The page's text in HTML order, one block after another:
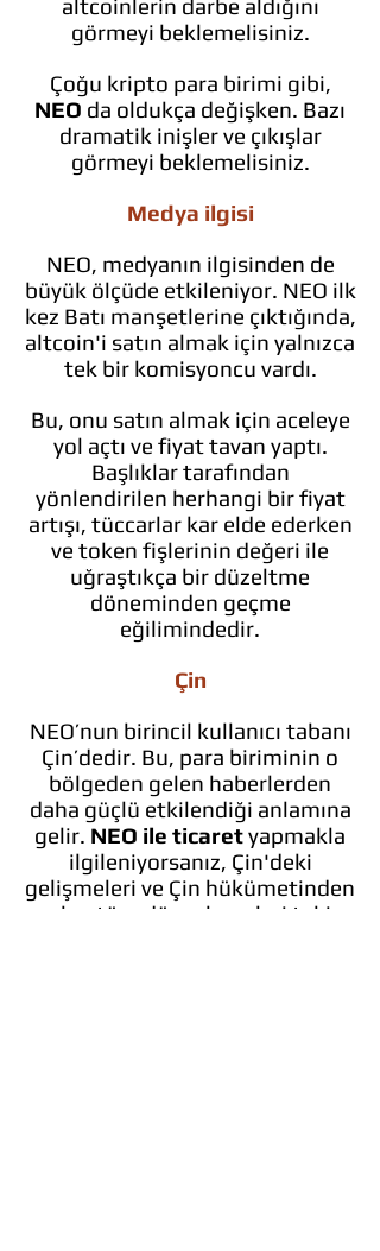
altcoinlerin darbe aldığını
görmeyi beklemelisiniz.
Çoğu kripto para birimi gibi,
NEO da oldukça değişken. Bazı
dramatik inişler ve çıkışlar
görmeyi beklemelisiniz.
Medya ilgisi
NEO, medyanın ilgisinden de
büyük ölçüde etkileniyor. NEO ilk
kez Batı manşetlerine çıktığında,
altcoin'i satın almak için yalnızca
tek bir komisyoncu vardı.
Bu, onu satın almak için aceleye
yol açtı ve fiyat tavan yaptı.
Başlıklar tarafından
yönlendirilen herhangi bir fiyat
artışı, tüccarlar kar elde ederken
ve token fişlerinin değeri ile
uğraştıkça bir düzeltme
döneminden geçme
eğilimindedir.
Çin
NEO’nun birincil kullanıcı tabanı
Çin’dedir. Bu, para biriminin o
bölgeden gelen haberlerden
daha güçlü etkilendiği anlamına
gelir. NEO ile ticaretyapmakla
ilgileniyorsanız, Çin'deki
gelişmeleri ve Çin hükümetinden
gelen tüm düzenlemeleri takip